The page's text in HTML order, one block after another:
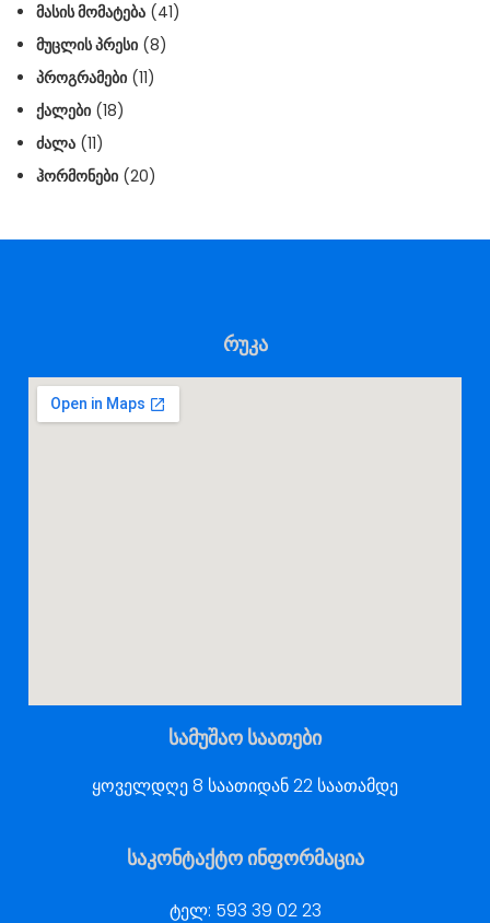
ᲛᲐᲡᲘᲡ ᲛᲝᲛᲐᲢᲔᲑᲐ (41)
ᲛᲣᲪᲚᲘᲡ ᲞᲠᲔᲡᲘ (8)
ᲞᲠᲝᲒᲠᲐᲛᲔᲑᲘ (11)
ᲥᲐᲚᲔᲑᲘ (18)
ᲫᲐᲚᲐ (11)
ᲰᲝᲠᲛᲝᲜᲔᲑᲘ (20)
რუკა
სამუშაო საათები
ყოველდღე 8 საათიდან 22 საათამდე
საკონტაქტო ინფორმაცია
ტელ: 593 39 02 23